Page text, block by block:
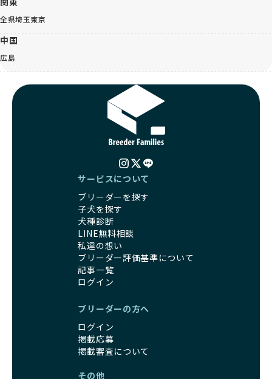
全県埼玉東京
中国
広島
サービスについて
ブリーダーを探す
子犬を探す
犬種診断
LINE無料相談
私達の想い
ブリーダー評価基準について
記事一覧
ログイン
ブリーダーの方へ
ログイン
掲載応募
掲載審査について
その他